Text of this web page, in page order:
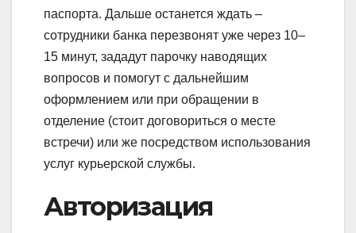
паспорта. Дальше останется ждать –
сотрудники банка перезвонят уже через 10–
15 минут, зададут парочку наводящих
вопросов и помогут с дальнейшим
оформлением или при обращении в
отделение (стоит договориться о месте
встречи) или же посредством использования
услуг курьерской службы.
Авторизация